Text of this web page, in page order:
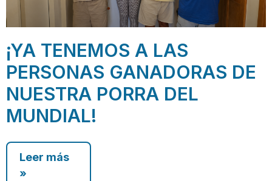
¡YA TENEMOS A LAS
PERSONAS GANADORAS DE
NUESTRA PORRA DEL
MUNDIAL!
Leer más
»